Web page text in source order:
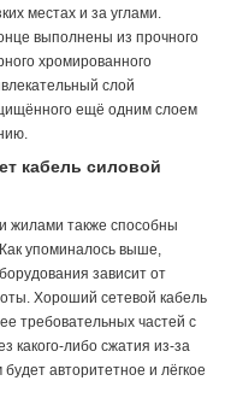
местах и за углами.
выполнены из прочного
хромированного
слой
ещё одним слоем
кабель силовой
жилами также способны
упоминалось выше,
зависит от
Хороший сетевой кабель
требовательных частей с
какого-либо сжатия из-за
авторитетное и лёгкое